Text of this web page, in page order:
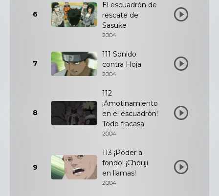
6
El escuadrón de
rescate de
Sasuke
2004
7
111 Sonido
contra Hoja
2004
8
112
¡Amotinamiento
en el escuadrón!
Todo fracasa
2004
9
113 ¡Poder a
fondo! ¡Chouji
en llamas!
2004